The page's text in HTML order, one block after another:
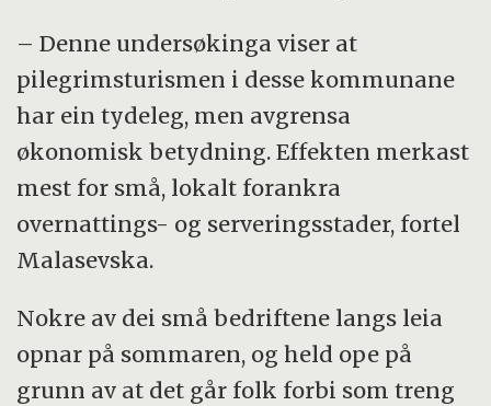
– Denne undersøkinga viser at
pilegrimsturismen i desse kommunane
har ein tydeleg, men avgrensa
økonomisk betydning. Effekten merkast
mest for små, lokalt forankra
overnattings- og serveringsstader, fortel
Malasevska.
Nokre av dei små bedriftene langs leia
opnar på sommaren, og held ope på
grunn av at det går folk forbi som treng